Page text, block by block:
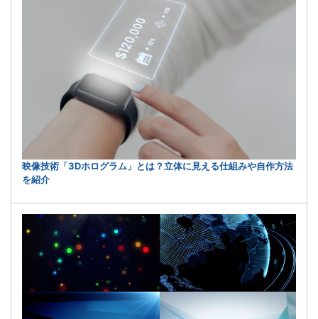
映像技術「3Dホログラム」とは？立体に見える仕組みや自作方法
を紹介